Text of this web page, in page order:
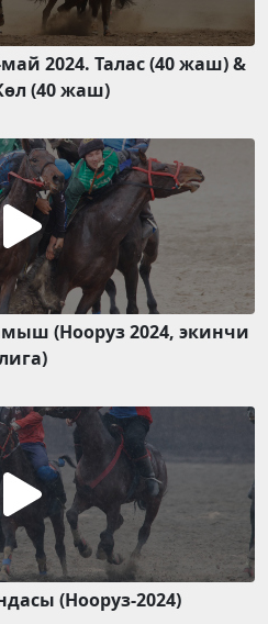
2024. Талас (40 жаш) &
(40 жаш)
(Нооруз 2024, экинчи
(Нооруз-2024)